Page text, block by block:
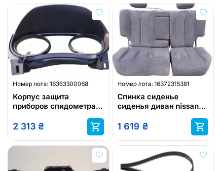
Номер лота: 16363300068
Корпус защита
приборов спидометра
2 313 ₴
Номер лота: 16372315381
Спинка сиденье
сиденья диван nissan
1 619 ₴